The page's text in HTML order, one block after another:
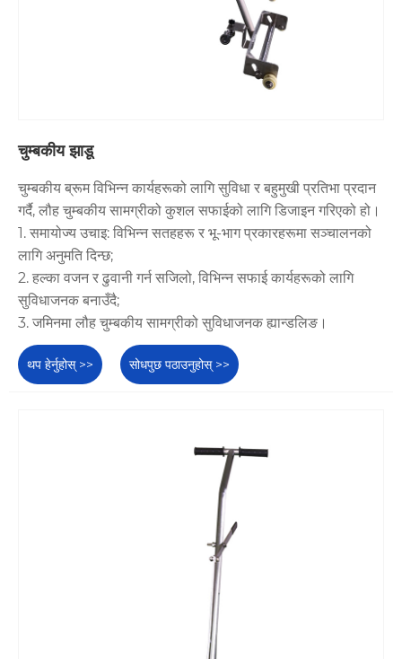
चुम्बकीय झाडू
चुम्बकीय ब्रूम विभिन्न कार्यहरूको लागि सुविधा र बहुमुखी प्रतिभा प्रदान
गर्दै, लौह चुम्बकीय सामग्रीको कुशल सफाईको लागि डिजाइन गरिएको हो।
1. समायोज्य उचाइ: विभिन्न सतहहरू र भू-भाग प्रकारहरूमा सञ्चालनको
लागि अनुमति दिन्छ;
2. हल्का वजन र ढुवानी गर्न सजिलो, विभिन्न सफाई कार्यहरूको लागि
सुविधाजनक बनाउँदै;
3. जमिनमा लौह चुम्बकीय सामग्रीको सुविधाजनक ह्यान्डलिङ।
थप हेर्नुहोस् >> सोधपुछ पठाउनुहोस् >>